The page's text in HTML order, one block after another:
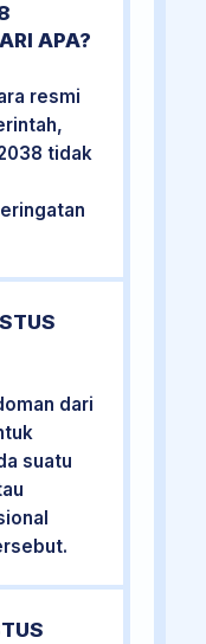
APA?
resmi
tidak
dari
suatu